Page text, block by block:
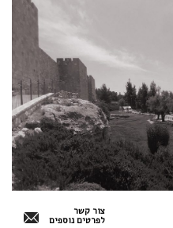
צור קשר
לפרטים נוספים